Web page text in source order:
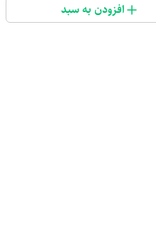
افزودن به سبد